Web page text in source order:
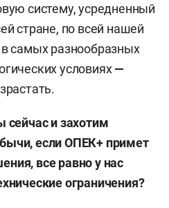
систему, усредненный
стране, по всей нашей
самых разнообразных
условиях—
сейчас и захотим
если ОПЕК+ примет
все равно у нас
ограничения?